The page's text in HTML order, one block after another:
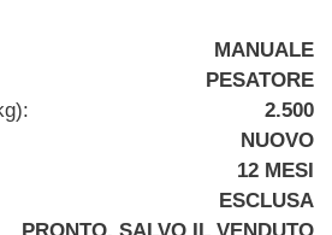
MANUALE
PESATORE
2.500
NUOVO
12 MESI
ESCLUSA